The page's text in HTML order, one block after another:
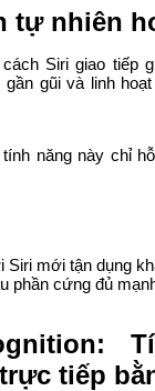
tự nhiên
Siri giao tiếp
gần gũi và linh
tính năng này chỉ
Siri mới tận dụng
phần cứng đủ
tiếp